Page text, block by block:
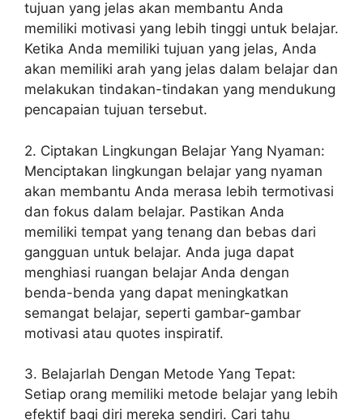
tujuan yang jelas akan membantu Anda
memiliki motivasi yang lebih tinggi untuk belajar.
Ketika Anda memiliki tujuan yang jelas, Anda
akan memiliki arah yang jelas dalam belajar dan
melakukan tindakan-tindakan yang mendukung
pencapaian tujuan tersebut.
2. Ciptakan Lingkungan Belajar Yang Nyaman:
Menciptakan lingkungan belajar yang nyaman
akan membantu Anda merasa lebih termotivasi
dan fokus dalam belajar. Pastikan Anda
memiliki tempat yang tenang dan bebas dari
gangguan untuk belajar. Anda juga dapat
menghiasi ruangan belajar Anda dengan
benda-benda yang dapat meningkatkan
semangat belajar, seperti gambar-gambar
motivasi atau quotes inspiratif.
3. Belajarlah Dengan Metode Yang Tepat:
Setiap orang memiliki metode belajar yang lebih
efektif bagi diri mereka sendiri. Cari tahu